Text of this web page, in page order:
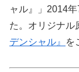
ャル』」2014
た。オリジナル
デンシャル』
を